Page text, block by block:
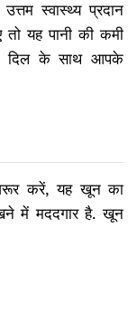
स्वास्थ्य प्रदान
यह पानी की कमी
दिल के साथ आपके
जरूर करें, यह खून का
में मददगार है. खून